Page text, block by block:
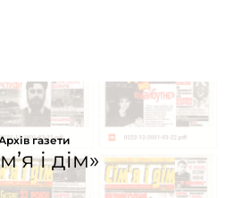
газети
і дім»